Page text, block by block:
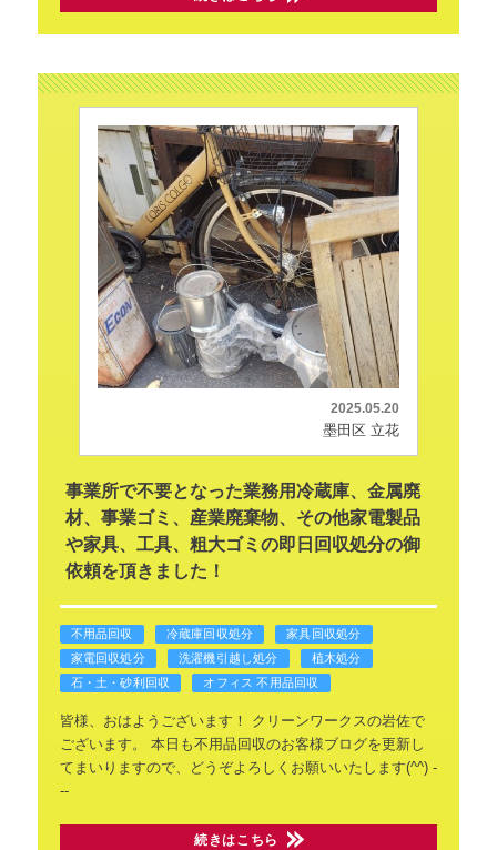
2025.05.20
墨田区 立花
事業所で不要となった業務用冷蔵庫、金属廃
材、事業ゴミ、産業廃棄物、その他家電製品
や家具、工具、粗大ゴミの即日回収処分の御
依頼を頂きました！
不用品回収 冷蔵庫回収処分
家具回収処分
家電回収処分
洗濯機引越し処分
植木処分
石・土・砂利回収
オフィス 不用品回収
皆様、おはようございます！
クリーンワークスの岩佐で
ございます。
本日も不用品回収のお客様ブログを更新し
てまいりますので、どうぞよろしくお願いいたします(^^) -
--
続きはこちら